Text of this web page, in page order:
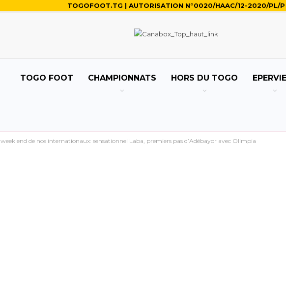
TOGOFOOT.TG | AUTORISATION N°0020/HAAC/12-2020/PL/P
TOGO FOOT CHAMPIONNATS HORS DU TOGO
week end de nos internationaux: sensationnel Laba, premiers pas d’Adébayor avec Olimpia